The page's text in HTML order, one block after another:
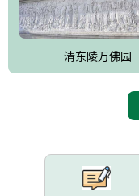
托、相互促进，园区绿
设计建造各种墓地墓位
能适应不同消费阶层的
清东陵万佛园